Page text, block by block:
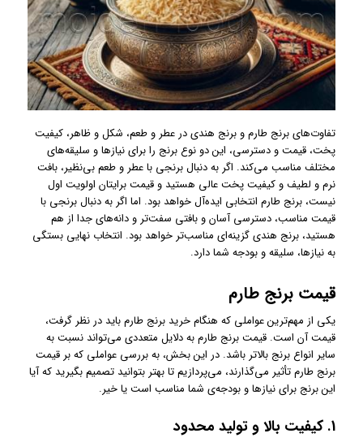
تفاوت‌های برنج طارم و برنج هندی در عطر و طعم، شکل و ظاهر، کیفیت
پخت، قیمت و دسترسی، این دو نوع برنج را برای نیازها و سلیقه‌های
مختلف مناسب می‌کند. اگر به دنبال برنجی با عطر و طعم بی‌نظیر، بافت
نرم و لطیف و کیفیت پخت عالی هستید و قیمت برایتان اولویت اول
نیست، برنج طارم انتخابی ایده‌آل خواهد بود. اما اگر به دنبال برنجی با
قیمت مناسب، دسترسی آسان و بافتی سفت‌تر و دانه‌های جدا از هم
هستید، برنج هندی گزینه‌ای مناسب‌تر خواهد بود. انتخاب نهایی بستگی
به نیازها، سلیقه و بودجه شما دارد.
قیمت برنج طارم
یکی از مهم‌ترین عواملی که هنگام خرید برنج طارم باید در نظر گرفت،
قیمت آن است. قیمت برنج طارم به دلایل متعددی می‌تواند نسبت به
سایر انواع برنج بالاتر باشد. در این بخش، به بررسی عواملی که بر قیمت
برنج طارم تأثیر می‌گذارند، می‌پردازیم تا بهتر بتوانید تصمیم بگیرید که آیا
این برنج برای نیازها و بودجه‌ی شما مناسب است یا خیر.
1. کیفیت بالا و تولید محدود